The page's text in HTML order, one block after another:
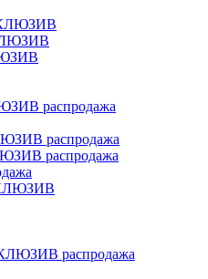
распродажа
распродажа
распродажа
распродажа